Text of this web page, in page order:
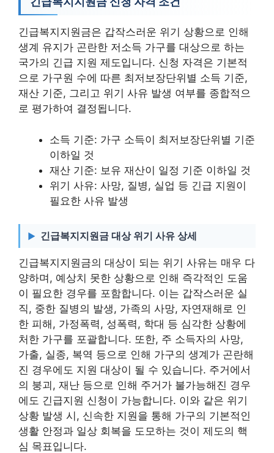
긴급복지지원금은 갑작스러운 위기 상황으로 인해
생계 유지가 곤란한 저소득 가구를 대상으로 하는
국가의 긴급 지원 제도입니다. 신청 자격은 기본적
으로 가구원 수에 따른 최저보장단위별 소득 기준,
재산 기준, 그리고 위기 사유 발생 여부를 종합적으
로 평가하여 결정됩니다.
소득 기준: 가구 소득이 최저보장단위별 기준
이하일 것
재산 기준: 보유 재산이 일정 기준 이하일 것
위기 사유: 사망, 질병, 실업 등 긴급 지원이
필요한 사유 발생
긴급복지지원금 대상 위기 사유 상세
긴급복지지원금의 대상이 되는 위기 사유는 매우 다
양하며, 예상치 못한 상황으로 인해 즉각적인 도움
이 필요한 경우를 포함합니다. 이는 갑작스러운 실
직, 중한 질병의 발생, 가족의 사망, 자연재해로 인
한 피해, 가정폭력, 성폭력, 학대 등 심각한 상황에
처한 가구를 포괄합니다. 또한, 주 소득자의 사망,
가출, 실종, 복역 등으로 인해 가구의 생계가 곤란해
진 경우에도 지원 대상이 될 수 있습니다. 주거에서
의 붕괴, 재난 등으로 인해 주거가 불가능해진 경우
에도 긴급지원 신청이 가능합니다. 이와 같은 위기
상황 발생 시, 신속한 지원을 통해 가구의 기본적인
생활 안정과 일상 회복을 도모하는 것이 제도의 핵
심 목표입니다.